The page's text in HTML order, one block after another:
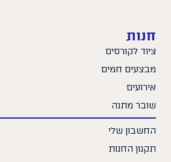
חנות
ציוד לקורסים
מבצעים חמים
אירועים
שובר מתנה
החשבון שלי
תקנון החנות